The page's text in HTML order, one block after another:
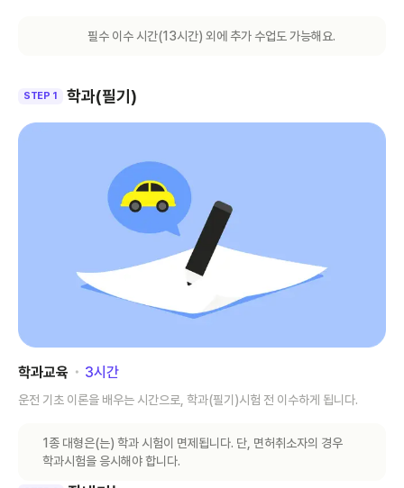
필수 이수 시간(13시간) 외에 추가 수업도 가능해요.
STEP 1 학과(필기)
학과교육 ･ 3시간
운전 기초 이론을 배우는 시간으로, 학과(필기)시험 전 이수하게 됩니다.
1종 대형은(는) 학과 시험이 면제됩니다. 단, 면허취소자의 경우
학과시험을 응시해야 합니다.